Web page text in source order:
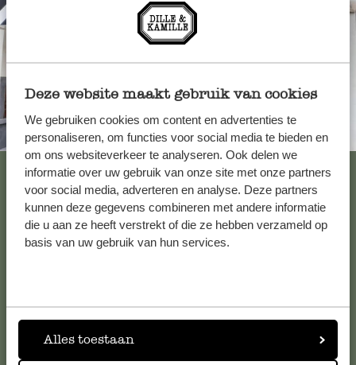
Deze website maakt gebruik van cookies
We gebruiken cookies om content en advertenties te
personaliseren, om functies voor social media te bieden en
om ons websiteverkeer te analyseren. Ook delen we
informatie over uw gebruik van onze site met onze partners
voor social media, adverteren en analyse. Deze partners
kunnen deze gegevens combineren met andere informatie
die u aan ze heeft verstrekt of die ze hebben verzameld op
basis van uw gebruik van hun services.
Alles toestaan
Immer in der Nähe
Alle 62 Geschäfte anzeigen
Kundenservice/Hilfe
die Antworten aufhäufig gestellte Fragen.